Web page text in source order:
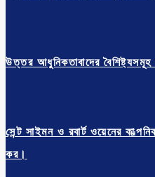
উত্তর আধুনিকতাবাদের
সেন্ট সাইমন ও রবার্ট ওয়েনের
কর।